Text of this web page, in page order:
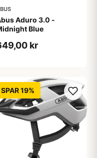
Aduro 3.0 -
Blue
kr
SPAR 19%